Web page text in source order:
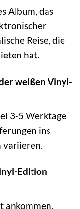
Album, das
Reise, die
hat.
weißen Vinyl-
3-5 Werktage
ins
variieren.
Edition
ankommen,